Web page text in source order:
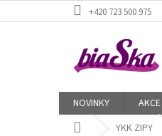
na
+420 723 500 975
NOVINKY AKCE
Domů YKK ZIPY